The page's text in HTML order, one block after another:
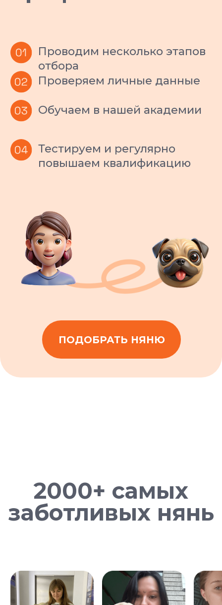
Оперативная замена
специалиста
Если питомец и ситтер не нашли общий язык, мы
бесплатно и оперативно заменим специалиста.
договариваться — мы решим этот вопрос сами.
Все наши ситтеры проходят обязательное
Прозрачность и
отчетность
Вы всегда в курсе, как
Поддержка
каждый день
Наши менеджеры заботы на связи
ежедневно с 9 до 23. Ответим на
любой вопрос
в течение 5 минут.
ОБСУДИТЬ ПОДРОБНЕЕ